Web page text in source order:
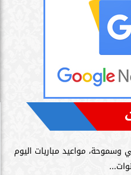
وسموحة، مواعيد مباريات اليوم